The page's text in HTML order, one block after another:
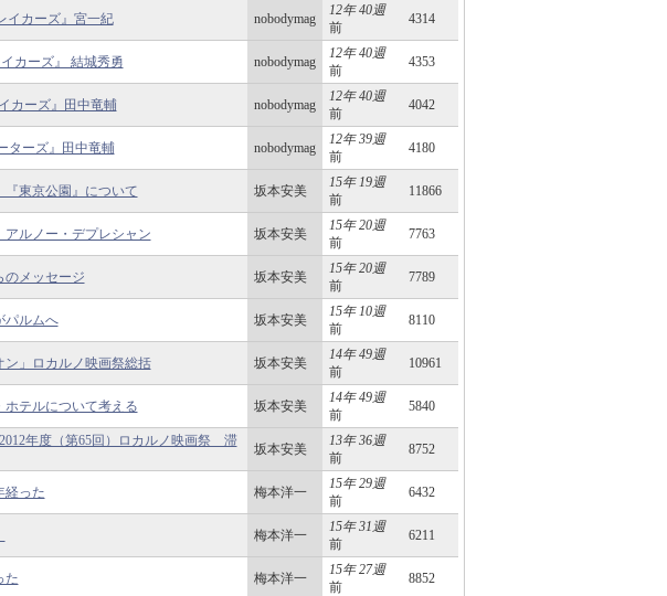
イカーズ』宮一紀 nobodymag
12年 40週
前
4314
カーズ』 結城秀勇 nobodymag
12年 40週
前
4353
カーズ』田中竜輔 nobodymag
12年 40週
前
4042
ターズ』田中竜輔 nobodymag
12年 39週
前
4180
東京公園』について 坂本安美
15年 19週
前
11866
ルノー・デプレシャン 坂本安美
15年 20週
前
7763
のメッセージ 坂本安美
15年 20週
前
7789
ルムへ 坂本安美
15年 10週
前
8110
ン」ロカルノ映画祭総括 坂本安美
14年 49週
前
10961
ホテルについて考える 坂本安美
14年 49週
前
5840
年度（第65回）ロカルノ映画祭 滞
坂本安美
13年 36週
前
8752
経った 梅本洋一
15年 29週
前
6432
梅本洋一
15年 31週
前
6211
た 梅本洋一
15年 27週
前
8852